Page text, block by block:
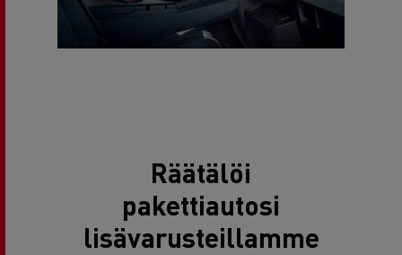
Räätälöi
pakettiautosi
lisävarusteillamme